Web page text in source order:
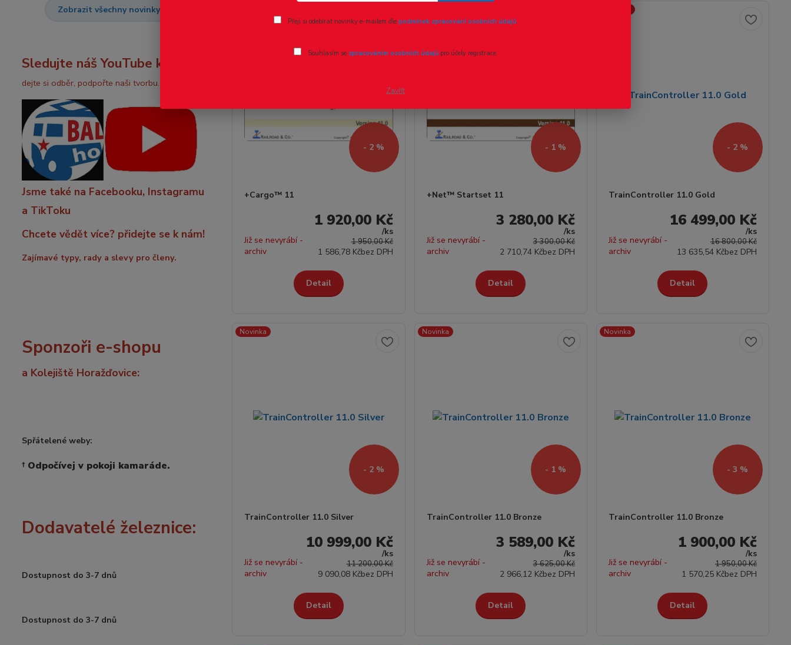
Zobrazit všechny novinky
Sledujte náš YouTube kanál:
dejte si odběr, podpořte naši tvorbu.
Jsme také na Facebooku, Instagramu
a TikToku
Chcete vědět více? přidejte se k nám!
Zajímavé typy, rady a slevy pro členy.
Sponzoři e-shopu
a Kolejiště Horažďovice:
Spřátelené weby:
† Odpočívej v pokoji kamaráde.
Dodavatelé železnice:
Dostupnost do 3-7 dnů
Dostupnost do 3-7 dnů
- 2 %
+Cargo™ 11
1 950,00 Kč
1 920,00 Kč
/ks
1 586,78 Kčbez DPH
Již se nevyrábí -
archiv
Detail
- 1 %
+Net™ Startset 11
3 300,00 Kč
3 280,00 Kč
/ks
2 710,74 Kčbez DPH
Již se nevyrábí -
archiv
Detail
- 2 %
TrainController 11.0 Gold
16 800,00 Kč
16 499,00 Kč
/ks
13 635,54 Kčbez DPH
Již se nevyrábí -
archiv
Detail
Novinka
- 2 %
TrainController 11.0 Silver
11 200,00 Kč
10 999,00 Kč
/ks
9 090,08 Kčbez DPH
Již se nevyrábí -
archiv
Detail
Novinka
- 1 %
TrainController 11.0 Bronze
3 625,00 Kč
3 589,00 Kč
/ks
2 966,12 Kčbez DPH
Již se nevyrábí -
archiv
Detail
Novinka
- 3 %
TrainController 11.0 Bronze
1 950,00 Kč
1 900,00 Kč
/ks
1 570,25 Kčbez DPH
Již se nevyrábí -
archiv
Detail
Přeji si odebírat novinky e-mailem dle podmínek zpracování osobních údajů.
Souhlasím se zpracováním osobních údajůpro účely registrace.
Zavřít